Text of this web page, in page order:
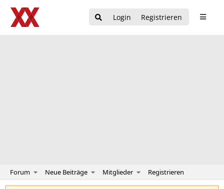
Login Registrieren
Forum Neue Beiträge Mitglieder Registrieren